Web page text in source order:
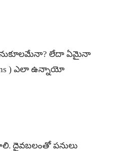
అనుకూలమేనా? లేదా ఏమైనా
) ఎలా ఉన్నాయో
దైవబలంతో పనులు